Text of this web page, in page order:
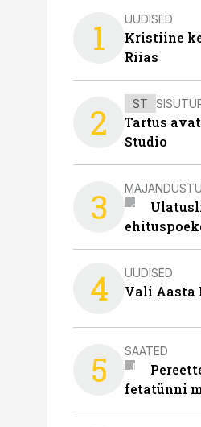
1 UUDISED
Kristiine
Riias
2 ST
Tartus
Studio
3
4 UUDISED
Vali Aasta
5 SAATED
fetatünni